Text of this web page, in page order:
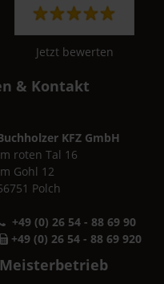
Jetzt bewerten
& Kontakt
KFZ GmbH
roten Tal 16
Gohl 12
Polch
+49 (0) 26 54 - 88 69 90
+49 (0) 26 54 - 88 69 920
Meisterbetrieb